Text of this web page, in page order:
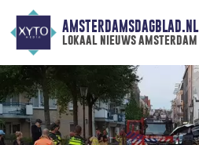
AMSTERDAMSDAGBLAD.NL
lokaal nieuws amsterdam